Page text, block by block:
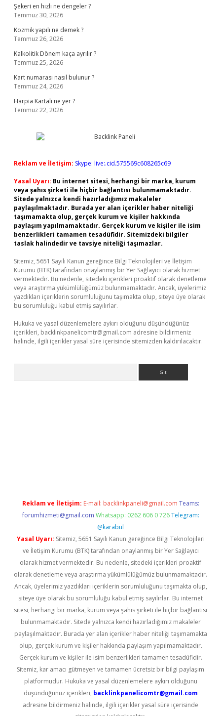
Şekeri en hızlı ne dengeler ?
Temmuz 30, 2026
Kozmik yapılı ne demek ?
Temmuz 26, 2026
Kalkolitik Dönem kaça ayrılır ?
Temmuz 25, 2026
Kart numarası nasıl bulunur ?
Temmuz 24, 2026
Harpia Kartalı ne yer ?
Temmuz 22, 2026
Reklam ve İletişim: Skype: live:.cid.575569c608265c69
Yasal Uyarı: Bu internet sitesi, herhangi bir marka, kurum
veya şahıs şirketi ile hiçbir bağlantısı bulunmamaktadır.
Sitede yalnızca kendi hazırladığımız makaleler
paylaşılmaktadır. Burada yer alan içerikler haber niteliği
taşımamakta olup, gerçek kurum ve kişiler hakkında
paylaşım yapılmamaktadır. Gerçek kurum ve kişiler ile isim
benzerlikleri tamamen tesadüfidir. Sitemizdeki bilgiler
taslak halindedir ve tavsiye niteliği taşımazlar.
Sitemiz, 5651 Sayılı Kanun gereğince Bilgi Teknolojileri ve İletişim
Kurumu (BTK) tarafından onaylanmış bir Yer Sağlayıcı olarak hizmet
vermektedir. Bu nedenle, sitedeki içerikleri proaktif olarak denetleme
veya araştırma yükümlülüğümüz bulunmamaktadır. Ancak, üyelerimiz
yazdıkları içeriklerin sorumluluğunu taşımakta olup, siteye üye olarak
bu sorumluluğu kabul etmiş sayılırlar.
Hukuka ve yasal düzenlemelere aykırı olduğunu düşündüğünüz
içerikleri, backlinkpanelicomtr@gmail.com adresine bildirmeniz
halinde, ilgili içerikler yasal süre içerisinde sitemizden kaldırılacaktır.
Reklam ve İletişim: E-mail: backlinkpaneli@gmail.com Teams:
forumhizmeti@gmail.com Whatsapp: 0262 606 0 726 Telegram:
@karabul
Yasal Uyarı: Sitemiz, 5651 Sayılı Kanun gereğince Bilgi Teknolojileri
ve İletişim Kurumu (BTK) tarafından onaylanmış bir Yer Sağlayıcı
olarak hizmet vermektedir. Bu nedenle, sitedeki içerikleri proaktif
olarak denetleme veya araştırma yükümlülüğümüz bulunmamaktadır.
Ancak, üyelerimiz yazdıkları içeriklerin sorumluluğunu taşımakta olup,
siteye üye olarak bu sorumluluğu kabul etmiş sayılırlar. Bu internet
sitesi, herhangi bir marka, kurum veya şahıs şirketi ile hiçbir bağlantısı
bulunmamaktadır. Sitede yalnızca kendi hazırladığımız makaleler
paylaşılmaktadır. Burada yer alan içerikler haber niteliği taşımamakta
olup, gerçek kurum ve kişiler hakkında paylaşım yapılmamaktadır.
Gerçek kurum ve kişiler ile isim benzerlikleri tamamen tesadüfidir.
Sitemiz, kar amacı gütmeyen ve tamamen ücretsiz bir bilgi paylaşım
platformudur. Hukuka ve yasal düzenlemelere aykırı olduğunu
düşündüğünüz içerikleri, backlinkpanelicomtr@gmail.com
adresine bildirmeniz halinde, ilgili içerikler yasal süre içerisinde